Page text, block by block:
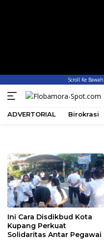
Scroll Ke
ADVERTORIAL Birokrasi
«
Ini Cara Disdikbud Kota
Kupang Perkuat
Solidaritas Antar Pegawai